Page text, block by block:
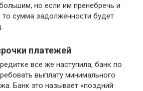
но если им пренебречь и
то сумма задолженности будет
платежей
все же наступила, банк по
выплату минимального
Банк это называет «поздний